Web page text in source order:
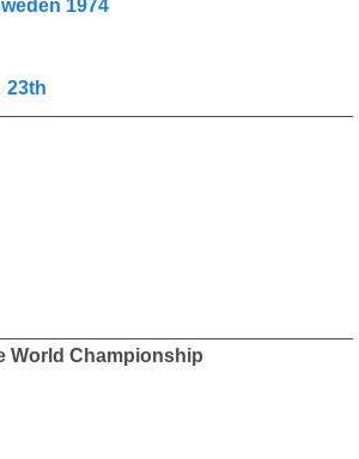
1974
23th
World Championship